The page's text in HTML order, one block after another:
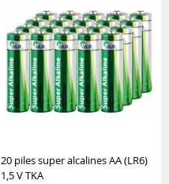
20 piles super alcalines AA (LR6)
1,5 V TKA